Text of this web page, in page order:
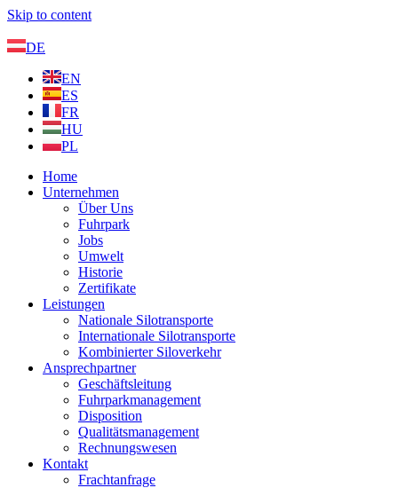
Skip to content
DE
EN
ES
FR
HU
PL
Home
Unternehmen
Über Uns
Fuhrpark
Jobs
Umwelt
Historie
Zertifikate
Leistungen
Nationale Silotransporte
Internationale Silotransporte
Kombinierter Siloverkehr
Ansprechpartner
Geschäftsleitung
Fuhrparkmanagement
Disposition
Qualitätsmanagement
Rechnungswesen
Kontakt
Frachtanfrage